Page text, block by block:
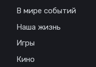
В мире событий
Наша жизнь
Игры
Кино